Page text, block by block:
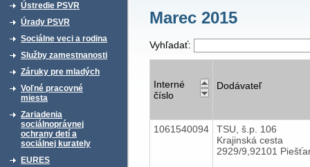
Ústredie PSVR
Úrady PSVR
Sociálne veci a rodina
Služby zamestnanosti
Záruky pre mladých
Voľné pracovné
miesta
Zariadenia
sociálnoprávnej
ochrany detí a
sociálnej kurately
EURES
Marec 2015
Vyhľadať:
Interné
číslo
Dodávateľ
1061540094
TSU, š.p. 106
Krajinská cesta
2929/9,92101